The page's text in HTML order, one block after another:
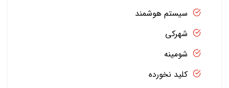
سیستم هوشمند
شهرکی
شومینه
کلید نخورده